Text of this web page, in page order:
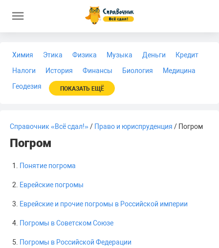
Химия Этика Физика Музыка Деньги
Кредит
Налоги
История Финансы Биология
Медицина
Геодезия
ПОКАЗАТЬ ЕЩЁ
Справочник «Всё сдал!»/ Право и юриспруденция / Погром
Погром
Понятие погрома
Еврейские погромы
Еврейские и прочие погромы в Российской империи
Погромы в Советском Союзе
Погромы в Российской Федерации